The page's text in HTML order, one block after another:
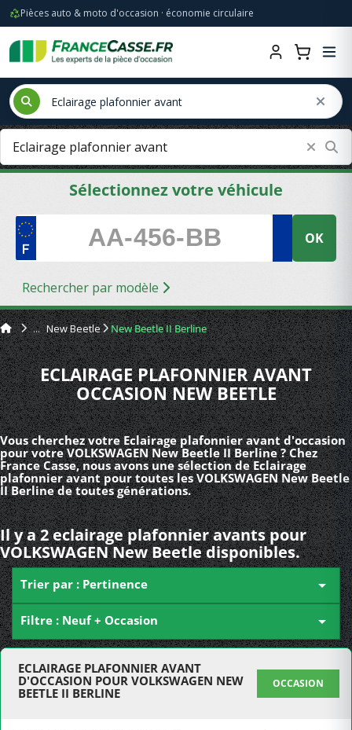
Pièces auto & moto d'occasion · économie circulaire
Sélectionnez votre véhicule
OK
Rechercher par modèle
New Beetle New Beetle II Berline
ECLAIRAGE PLAFONNIER AVANT
OCCASION NEW BEETLE
Vous cherchez votre Eclairage plafonnier avant d'occasion
pour votre VOLKSWAGEN New Beetle II Berline ? Chez
France Casse, nous avons une sélection de Eclairage
plafonnier avant pour toutes les VOLKSWAGEN New Beetle
II Berline de toutes générations.
Il y a 2 eclairage plafonnier avants pour
VOLKSWAGEN New Beetle disponibles.
Trier par : Pertinence 
Filtre : Neuf + Occasion 
ECLAIRAGE PLAFONNIER AVANT
D'OCCASION POUR VOLKSWAGEN NEW
BEETLE II BERLINE
OCCASION